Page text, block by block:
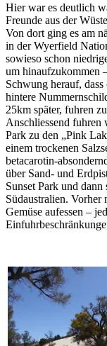
Hier war es deutlich
Freunde aus der
Von dort ging es am
in der Wyerfield
sowieso schon
um hinaufzukommen
Schwung herauf,
hintere
25km später, fuhren
Anschliessend
Park zu den „Pink
einem trockenen
betacarotin-
über Sand- und
Sunset Park und
Südaustralien. Vorher
Gemüse aufessen –